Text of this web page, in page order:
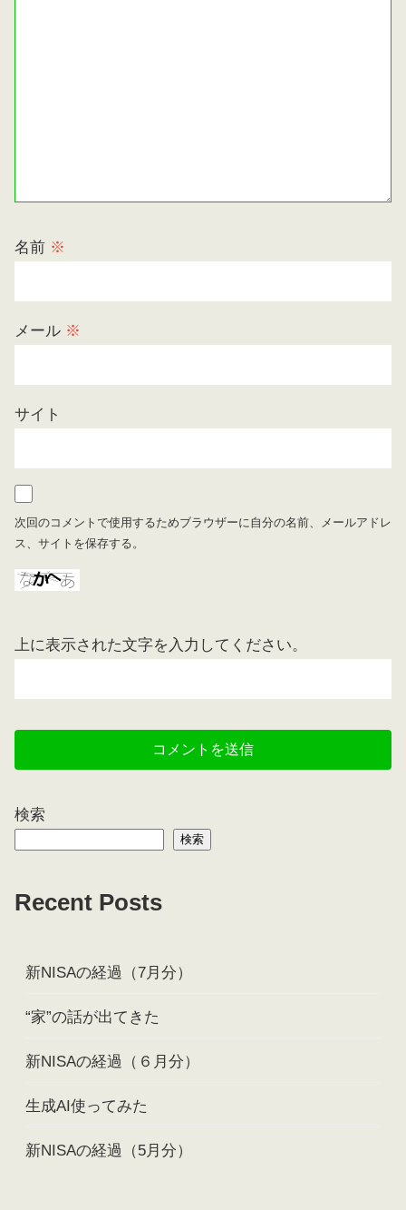
名前 ※
メール ※
サイト
次回のコメントで使用するためブラウザーに自分の名前、メールアドレ
ス、サイトを保存する。
上に表示された文字を入力してください。
検索
検索
Recent Posts
新NISAの経過（7月分）
“家”の話が出てきた
新NISAの経過（６月分）
生成AI使ってみた
新NISAの経過（5月分）